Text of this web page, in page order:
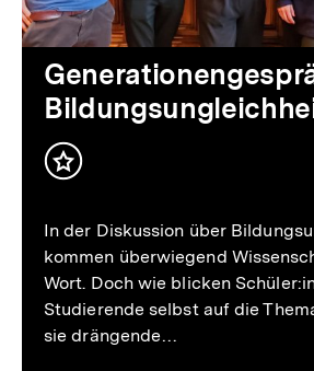
Video
Dauer
49
Min.
Inhalt
In der Diskussion über
kommen überwiegend
Wort. Doch wie blicken
Studierende selbst auf die
sie drängende…